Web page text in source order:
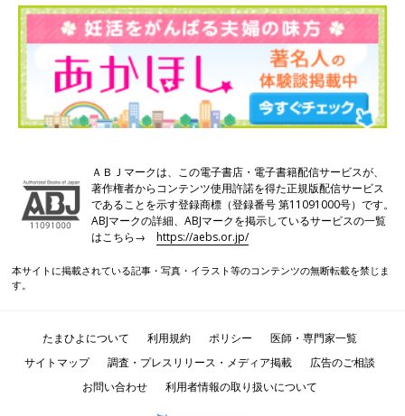
▼『妊活たまごクラブ 不妊治療クリニック受診ガイド2019-
2020』は、妊活から一歩踏み出して、不妊治療を考え始めたら
手に取ってほしい1冊。
ＡＢＪマークは、この電子書店・電子書籍配信サービスが、
著作権者からコンテンツ使用許諾を得た正規版配信サービス
であることを示す登録商標（登録番号 第11091000号）です。
ABJマークの詳細、ABJマークを掲示しているサービスの一覧
はこちら→https://aebs.or.jp/
本サイトに掲載されている記事・写真・イラスト等のコンテンツの無断転載を禁じま
す。
たまひよについて 利用規約 ポリシー
医師・専門家一覧
サイトマップ
調査・プレスリリース・メディア掲載
広告のご相談
お問い合わせ
利用者情報の取り扱いについて